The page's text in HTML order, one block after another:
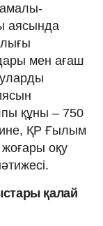
аясында
мен ағаш
құны – 750
ҚР Ғылым
жоғары оқу
қалай